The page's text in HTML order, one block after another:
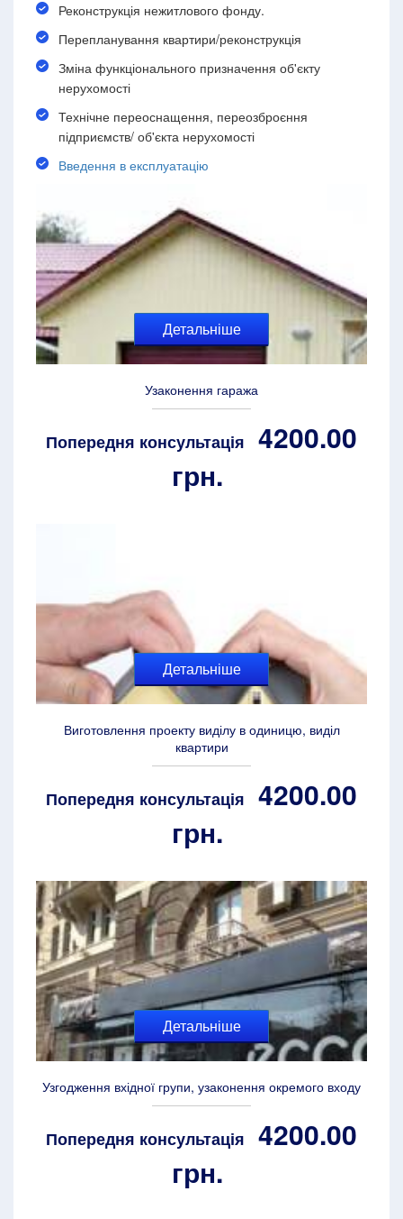
Реконструкція нежитлового фонду.
Перепланування квартири/реконструкція
Зміна функціонального призначення об'єкту
нерухомості
Технічне переоснащення, переозброєння
підприємств/ об'єкта нерухомості
Введення в експлуатацію
Детальніше
Узаконення гаража
Попередня консультація
4200.00
грн.
Детальніше
Виготовлення проекту виділу в одиницю, виділ
квартири
Попередня консультація
4200.00
грн.
Детальніше
Узгодження вхідної групи, узаконення окремого входу
Попередня консультація
4200.00
грн.